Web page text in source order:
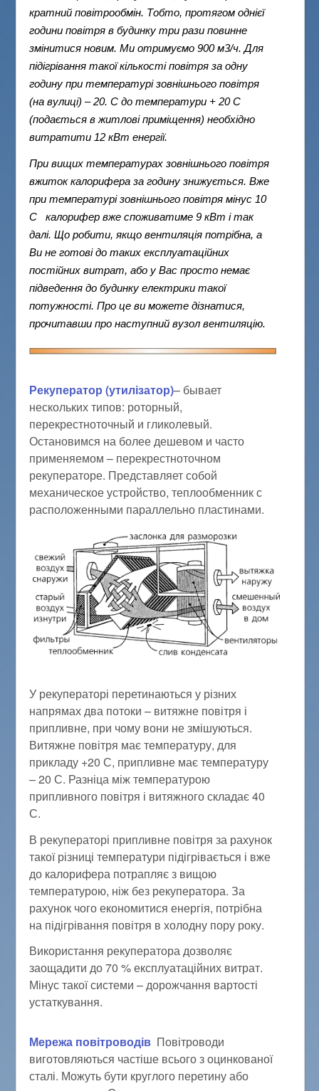
кратний повітрообмін. Тобто, протягом однієї
години повітря в будинку три рази повинне
змінитися новим. Ми отримуємо 900 м3/ч. Для
підігрівання такої кількості повітря за одну
годину при температурі зовнішнього повітря
(на вулиці) – 20. С до температури + 20 С
(подається в житлові приміщення) необхідно
витратити 12 кВт енергії.
При вищих температурах зовнішнього повітря
вжиток калорифера за годину знижується. Вже
при температурізовнішнього повітрямінус 10
С калорифер вже споживатиме 9 кВт і так
далі. Що робити, якщо вентиляція потрібна, а
Ви не готові до таких експлуатаційних
постійних витрат, або у Вас просто немає
підведення до будинку електрики такої
потужності. Про це ви можете дізнатися,
прочитавши про наступний вузол вентиляцію.
Рекуператор (утилізатор)– бывает
нескольких типов: роторный,
перекрестноточный и гликолевый.
Остановимся на более дешевом и часто
применяемом – перекрестноточном
рекуператоре. Представляет собой
механическое устройство, теплообменник с
расположенными параллельно пластинами.
У рекуператорі перетинаються у різних
напрямах два потоки – витяжне повітря і
припливне, при чому вони не змішуються.
Витяжне повітря має температуру, для
прикладу +20 С, припливне має температуру
– 20 С. Разніца між температурою
припливного повітря і витяжного складає 40
С.
В рекуператорі припливне повітря за рахунок
такої різниці температури підігрівається і вже
до калорифера потрапляє з вищою
температурою, ніж без рекуператора. За
рахунок чого економитися енергія, потрібна
на підігрівання повітря в холодну пору року.
Використання рекуператора дозволяє
заощадити до 70 % експлуатаційних витрат.
Мінус такої системи – дорожчання вартості
устаткування.
Мережа повітроводів Повітроводи
виготовляються частіше всього з оцинкованої
сталі. Можуть бути круглого перетину або